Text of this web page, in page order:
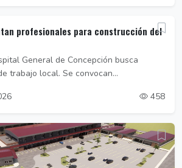
profesionales para construcción del
General de Concepción busca
trabajo local. Se convocan...
458